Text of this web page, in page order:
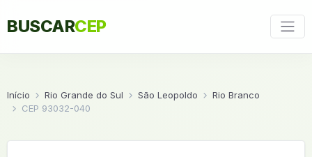
BUSCARCEP
Início Rio Grande do Sul São Leopoldo
Rio Branco
CEP 93032-040